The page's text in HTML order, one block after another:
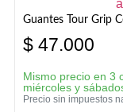
Guantes Tour Grip
$ 47.000
Mismo precio en 3
miércoles y
Precio sin impuestos